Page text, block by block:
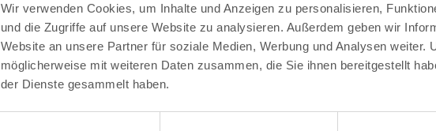
Wir verwenden Cookies, um Inhalte und Anzeigen zu personalisieren,
und die Zugriffe auf unsere Website zu analysieren. Außerdem geben wir
Website an unsere Partner für soziale Medien, Werbung und Analysen weiter.
möglicherweise mit weiteren Daten zusammen, die Sie ihnen bereitgestellt
der Dienste gesammelt haben.